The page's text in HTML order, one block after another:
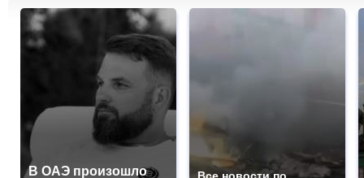
В ОАЭ произошло